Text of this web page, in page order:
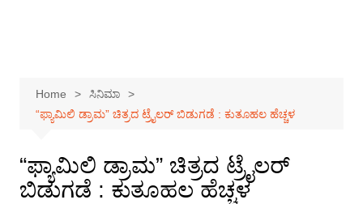
Home
ಸಿನಿಮಾ
“ಫ್ಯಾಮಿಲಿ ಡ್ರಾಮ” ಚಿತ್ರದ ಟ್ರೈಲರ್ ಬಿಡುಗಡೆ : ಕುತೂಹಲ ಹೆಚ್ಚಳ
“ಫ್ಯಾಮಿಲಿ ಡ್ರಾಮ” ಚಿತ್ರದ ಟ್ರೈಲರ್
ಬಿಡುಗಡೆ : ಕುತೂಹಲ ಹೆಚ್ಚಳ